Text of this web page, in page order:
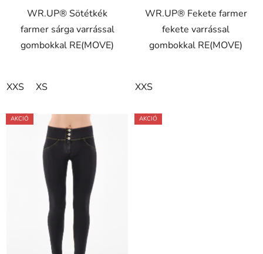
WR.UP® Sötétkék
farmer sárga varrással
gombokkal RE(MOVE)
XXS XS
WR.UP® Fekete farmer
fekete varrással
gombokkal RE(MOVE)
XXS
AKCIÓ AKCIÓ